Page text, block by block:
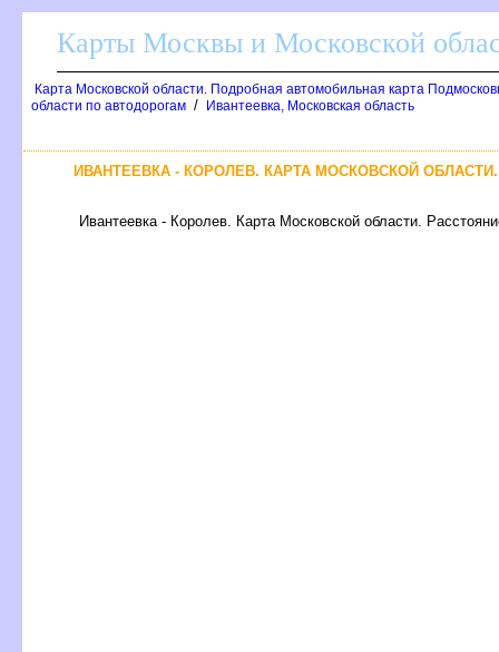
Карты Москвы и Московской
Карта Московской области. Подробная автомобильная карта
области по автодорогам / Ивантеевка, Московская область
ИВАНТЕЕВКА - КОРОЛЕВ. КАРТА МОСКОВСКОЙ
Ивантеевка - Королев. Карта Московской области.